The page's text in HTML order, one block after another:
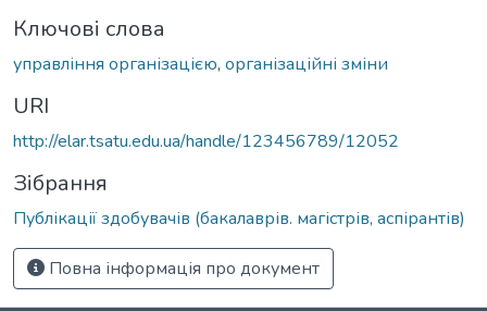
Ключові слова
управління організацією, організаційні зміни
URI
http://elar.tsatu.edu.ua/handle/123456789/12052
Зібрання
Публікації здобувачів (бакалаврів. магістрів, аспірантів)
Повна інформація про документ